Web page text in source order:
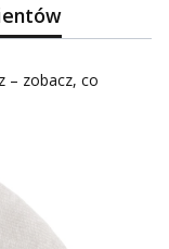
– zobacz, co